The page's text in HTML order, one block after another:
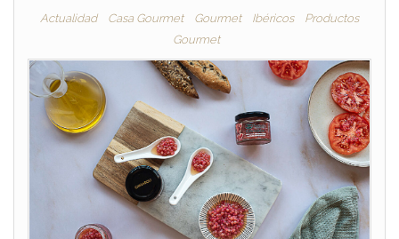
Actualidad Casa Gourmet Gourmet Ibéricos
Productos
Gourmet